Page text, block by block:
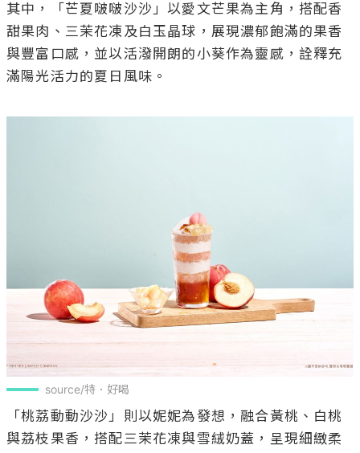
其中，「芒夏啵啵沙沙」以愛文芒果為主角，搭配香
甜果肉、三茉花凍及白玉晶球，展現濃郁飽滿的果香
與豐富口感，並以活潑開朗的小葵作為靈感，詮釋充
滿陽光活力的夏日風味。
source/特．好喝
「桃荔動動沙沙」則以妮妮為發想，融合黃桃、白桃
與荔枝果香，搭配三茉花凍與雪絨奶蓋，呈現細緻柔